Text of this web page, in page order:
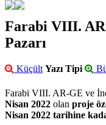
Farabi VIII.
Pazarı
Küçült Yazı Tipi
Farabi VIII. AR-GE ve
Nisan 2022 olan proje
Nisan 2022 tarihine